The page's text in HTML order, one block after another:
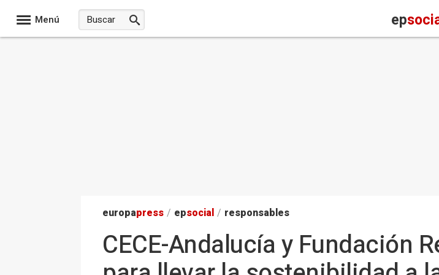
Menú ep
europapress / epsocial / responsables
CECE-Andalucía y Fundación